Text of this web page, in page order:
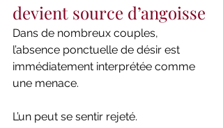
devient source d’angoisse
Dans de nombreux couples,
l’absence ponctuelle de désir est
immédiatement interprétée comme
une menace.
L’un peut se sentir rejeté.